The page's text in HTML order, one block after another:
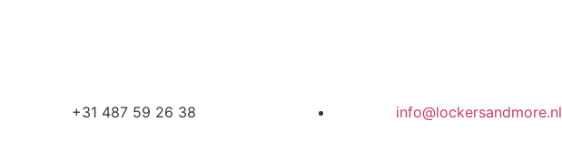
+31 487 59 26 38 info@lockersandmore.nl